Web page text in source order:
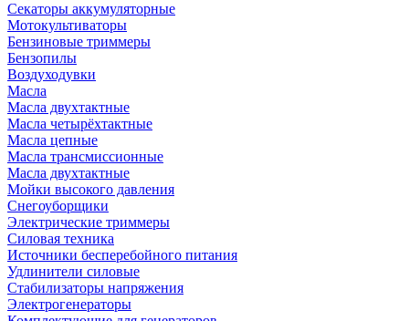
Секаторы аккумуляторные
Мотокультиваторы
Бензиновые триммеры
Бензопилы
Воздуходувки
Масла
Масла двухтактные
Масла четырёхтактные
Масла цепные
Масла трансмиссионные
Масла двухтактные
Мойки высокого давления
Снегоуборщики
Электрические триммеры
Силовая техника
Источники бесперебойного питания
Удлинители силовые
Стабилизаторы напряжения
Электрогенераторы